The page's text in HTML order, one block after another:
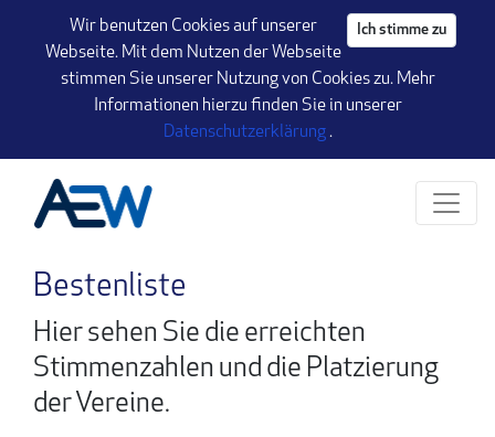
Seite Ich stimme zu
Wir benutzen Cookies auf unserer
Webseite. Mit dem Nutzen der Webseite
stimmen Sie unserer Nutzung von Cookies zu. Mehr
Informationen hierzu finden Sie in unserer
Datenschutzerklärung (öffnet einen neuen
.
Klicken Sie, um die Navigation zu überspringen und zum Hauptteil
Bestenliste
Hier sehen Sie die erreichten
Stimmenzahlen und die Platzierung
der Vereine.